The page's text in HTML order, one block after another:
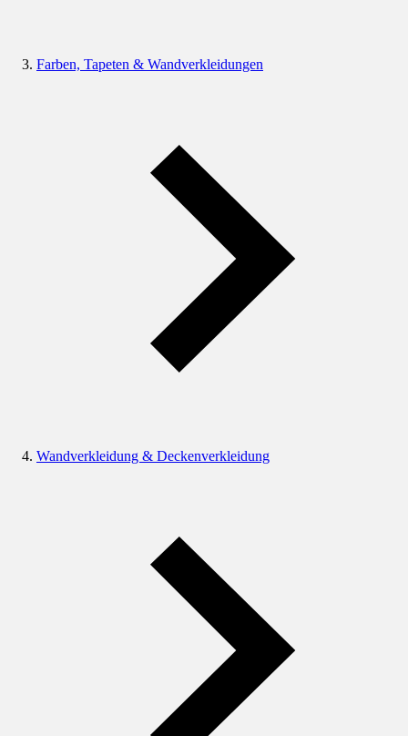
Farben, Tapeten & Wandverkleidungen
Wandverkleidung & Deckenverkleidung